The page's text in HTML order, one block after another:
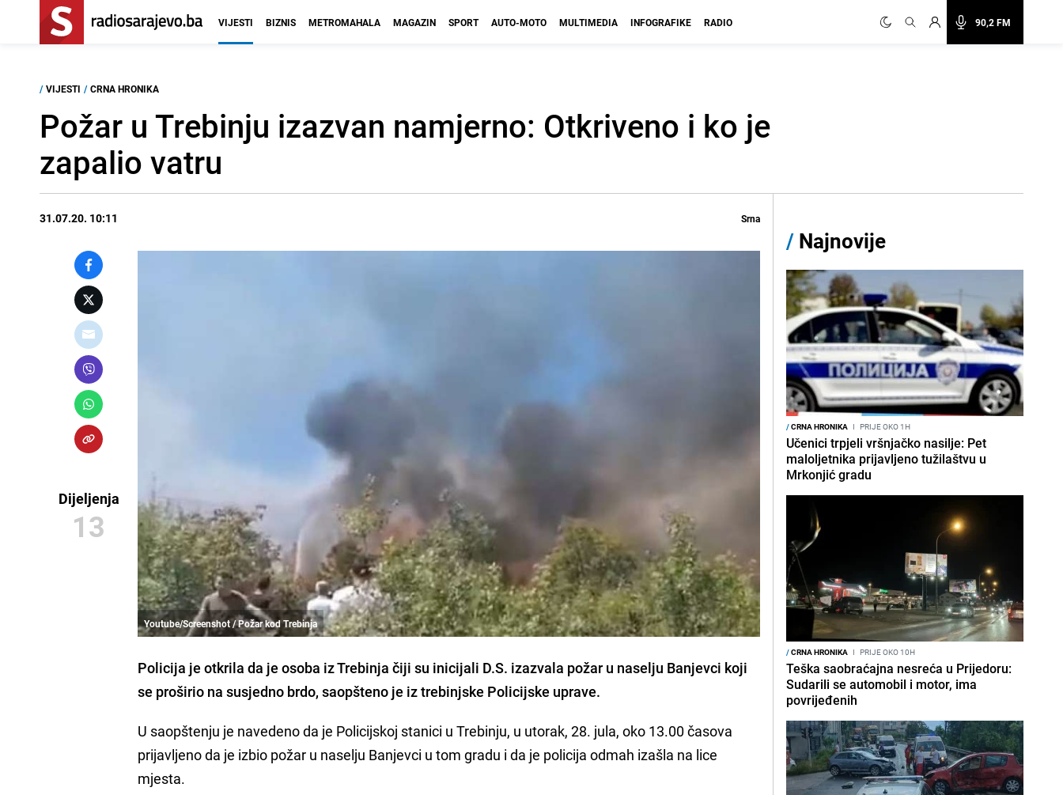
90,2 FM
VIJESTI BIZNIS METROMAHALA MAGAZIN SPORT AUTO-MOTO MULTIMEDIA INFOGRAFIKE RADIO
/ VIJESTI / CRNA HRONIKA
Požar u Trebinju izazvan namjerno: Otkriveno i ko je
zapalio vatru
31.07.20. 10:11 Srna
Dijeljenja
13
Youtube/Screenshot / Požar kod Trebinja
Policija je otkrila da jeosoba iz Trebinja čiji su inicijali D.S. izazvala požar u naselju Banjevci koji
se proširio na susjedno brdo, saopšteno je iz trebinjske Policijske uprave.
U saopštenju je navedeno da je Policijskoj stanici u Trebinju, u utorak, 28. jula, oko 13.00 časova
prijavljeno da je izbio požar u naselju Banjevci u tom gradu i da je policija odmah izašla na lice
mjesta.
/ Najnovije
/CRNA HRONIKA I PRIJE OKO 1H
Učenici trpjeli vršnjačko nasilje: Pet
maloljetnika prijavljeno tužilaštvu u
Mrkonjić gradu
/CRNA HRONIKA I PRIJE OKO 10H
Teška saobraćajna nesreća u Prijedoru:
Sudarili se automobil i motor, ima
povrijeđenih